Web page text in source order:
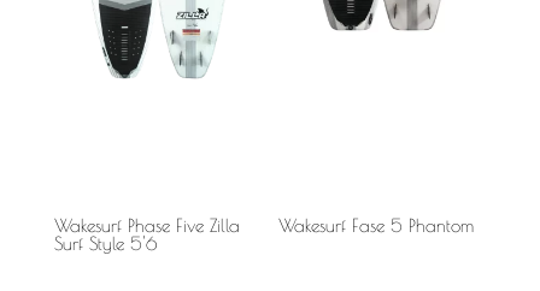
Wakesurf Phase Five Zilla
Surf Style 5'6
Wakesurf Fase 5 Phantom